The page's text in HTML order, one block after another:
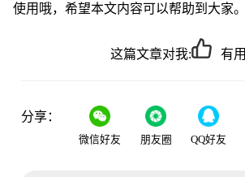
使用哦，希望本文内容可以帮助到大家。
这篇文章对我: 有用
分享：
微信好友 朋友圈 QQ好友